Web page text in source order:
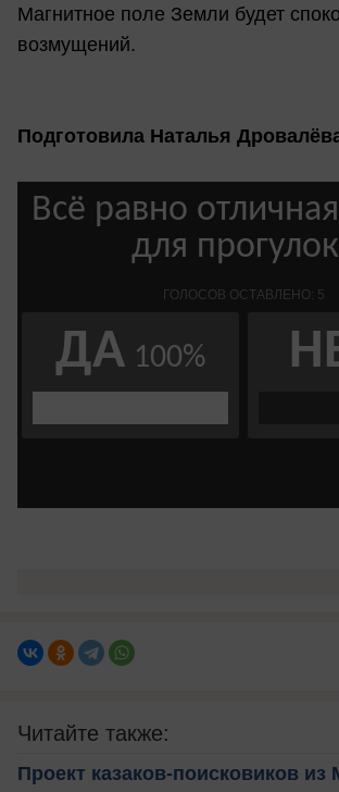
Магнитное поле Земли будет
возмущений.
Подготовила Наталья
Читайте также:
Проект казаков-поисковиков из